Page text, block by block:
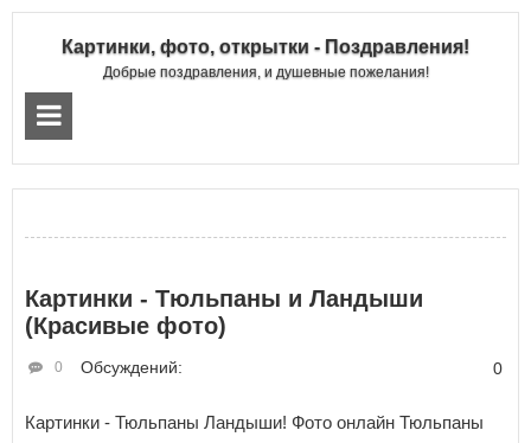
Картинки, фото, открытки - Поздравления!
Добрые поздравления, и душевные пожелания!
Картинки - Тюльпаны и Ландыши
(Красивые фото)
Обсуждений:
0 0
Картинки - Тюльпаны Ландыши! Фото онлайн Тюльпаны